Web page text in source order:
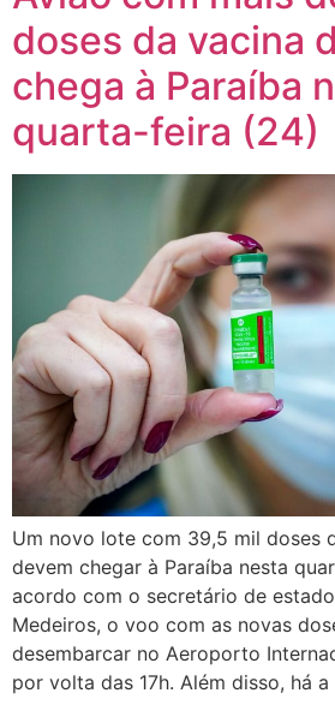
doses da vacina
chega à Paraíba
quarta-feira (24)
Um novo lote com 39,5 mil doses
devem chegar à Paraíba nesta
acordo com o secretário de
Medeiros, o voo com as novas
desembarcar no Aeroporto
por volta das 17h. Além disso, há